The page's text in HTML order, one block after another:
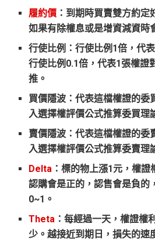
履約價 ：到期時買賣雙方約定
如果有除權息或是增資減資時
行使比例：行使比例1倍，代
行使比例0.1倍，代表1張權證
推。
買價隱波：代表這檔權證的委
入選擇權評價公式推算委買理
賣價隱波：代表這檔權證的委
入選擇權評價公式推算委賣理
Delta ：標的物上漲1元，權證
認購會是正的，認售會是負的
0~1。
Theta ：每經過一天，權證權
少。越接近到期日，損失的速